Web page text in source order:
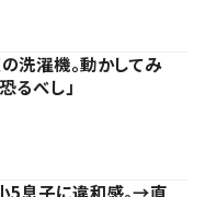
洗濯機。動かしてみ
るべし」
5息子に違和感。→直